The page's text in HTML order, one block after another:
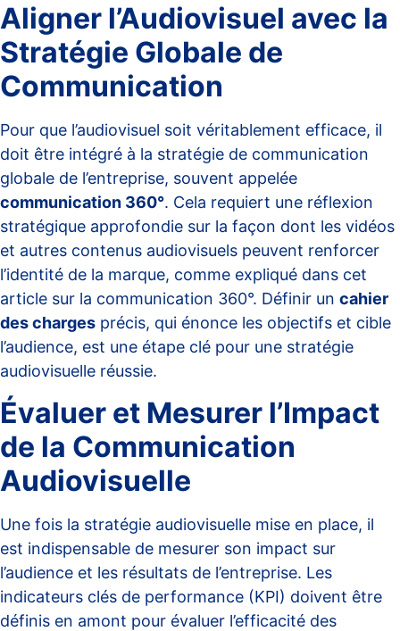
Aligner l’Audiovisuel avec la
Stratégie Globale de
Communication
Pour que l’audiovisuel soit véritablement efficace, il
doit être intégré à la stratégie de communication
globale de l’entreprise, souvent appelée
communication 360°. Cela requiert une réflexion
stratégique approfondie sur la façon dont les vidéos
et autres contenus audiovisuels peuvent renforcer
l’identité de la marque, comme expliqué dans cet
article sur la communication 360°. Définir un cahier
des charges précis, qui énonce les objectifs et cible
l’audience, est une étape clé pour une stratégie
audiovisuelle réussie.
Évaluer et Mesurer l’Impact
de la Communication
Audiovisuelle
Une fois la stratégie audiovisuelle mise en place, il
est indispensable de mesurer son impact sur
l’audience et les résultats de l’entreprise. Les
indicateurs clés de performance (KPI) doivent être
définis en amont pour évaluer l’efficacité des